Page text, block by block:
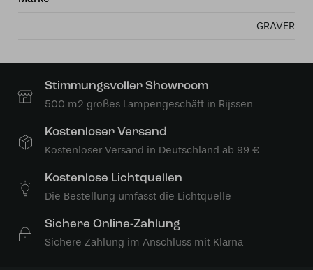
GRAVER
Stimmungsvoller Showroom
500 m2 großes Lampengeschäft in Rijssen
Kostenloser Versand
Kostenloser Versand in Deutschland ab 99 €
Kostenlose Lichtquellen
Die Bestellung umfasst die Lichtquelle
Sichere Online-Zahlung
Sichere Zahlung im Anschluss mit Klarna